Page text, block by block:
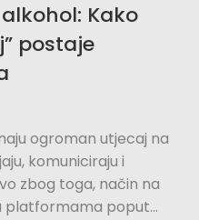
Kako
postaje
ogroman utjecaj na
komuniciraju i
zbog toga, način na
platformama poput...